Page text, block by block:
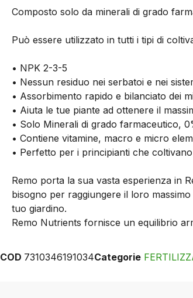
Composto solo da minerali di grado
Può essere utilizzato in tutti i tipi di
• NPK 2-3-5
• Nessun residuo nei serbatoi e nei
• Assorbimento rapido e bilanciato dei
• Aiuta le tue piante ad ottenere il
• Solo Minerali di grado farmaceutico,
• Contiene vitamine, macro e micro
• Perfetto per i principianti che
Remo porta la sua vasta esperienza in
bisogno per raggiungere il loro
tuo giardino.
Remo Nutrients fornisce un equilibrio
COD 7310346191034Categorie